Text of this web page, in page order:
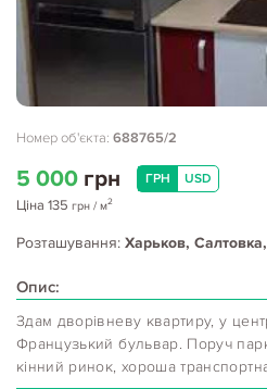
Номер об'єкта: 688765/2
5 000 грн ГРН USD
Ціна 135 грн / м2
Розташування: Харьков,
Опис:
Здам дворівневу квартиру, у
Французький бульвар. Поруч
кінний ринок, хороша